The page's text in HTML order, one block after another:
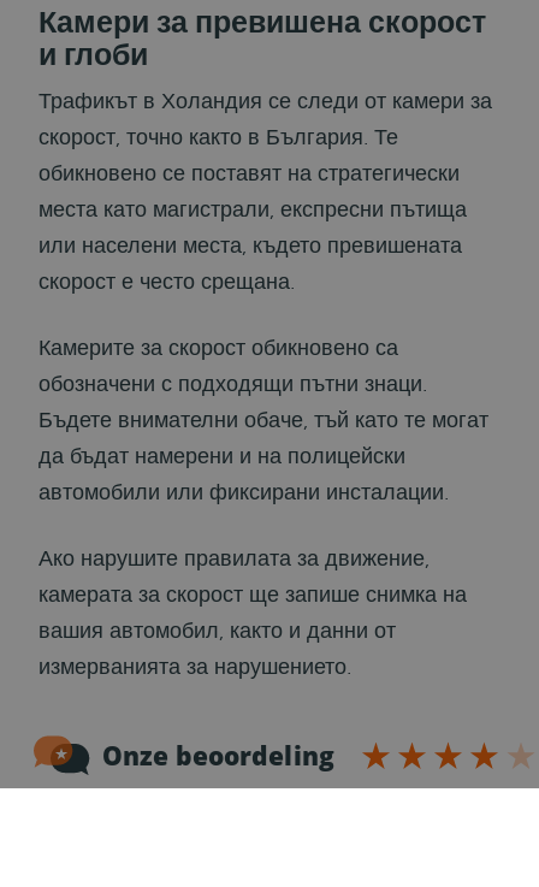
Камери за превишена скорост
и глоби
Трафикът в Холандия се следи от камери за
скорост, точно както в България. Те
обикновено се поставят на стратегически
места като магистрали, експресни пътища
или населени места, където превишената
скорост е често срещана.
Камерите за скорост обикновено са
обозначени с подходящи пътни знаци.
Бъдете внимателни обаче, тъй като те могат
да бъдат намерени и на полицейски
автомобили или фиксирани инсталации.
Ако нарушите правилата за движение,
камерата за скорост ще запише снимка на
вашия автомобил, както и данни от
измерванията за нарушението.
Глоби за превишена скорост - колко
трябва да платите